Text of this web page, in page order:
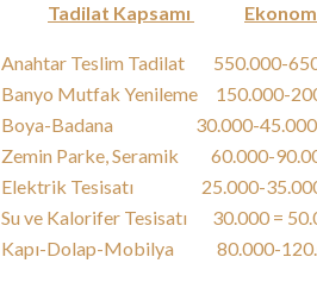
Tadilat Kapsamı
Anahtar Teslim Tadilat 550.000-
Banyo Mutfak Yenileme
Boya-Badana 30.000-
Zemin Parke, Seramik 60.000-
Elektrik Tesisatı 25.000-
Su ve Kalorifer Tesisatı 30.000
Kapı-Dolap-Mobilya 80.000-